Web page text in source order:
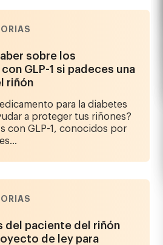
sobre los
GLP-1 si padeces una
riñón
para la diabetes
a proteger tus riñones?
con GLP-1, conocidos por
del paciente del riñón
de ley para